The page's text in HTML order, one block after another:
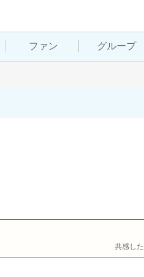
ファン グループ
共感した